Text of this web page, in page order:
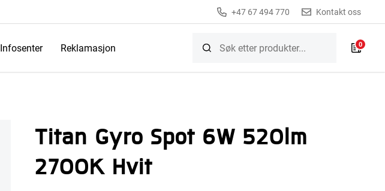
+47 67 494 770 Kontakt oss
Infosenter Reklamasjon 0
Titan Gyro Spot 6W 520lm
2700K Hvit